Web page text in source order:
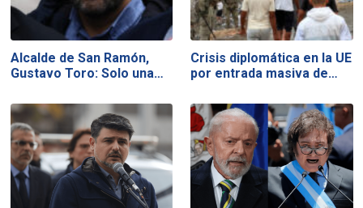
Alcalde de San Ramón,
Gustavo Toro: Solo una…
Crisis diplomática en la UE
por entrada masiva de…